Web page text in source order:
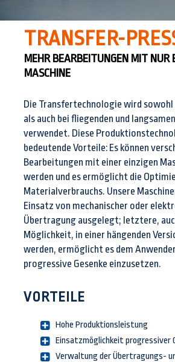
TRANSFER-
MEHR BEARBEITUNGEN MIT NUR
MASCHINE
Die Transfertechnologie wird sowohl
als auch bei fliegenden und
verwendet. Diese
bedeutende Vorteile: Es können
Bearbeitungen mit einer einzigen
werden und es ermöglicht die
Materialverbrauchs. Unsere
Einsatz von mechanischer oder
Übertragung ausgelegt; letztere,
Möglichkeit, in einer hängenden
werden, ermöglicht es dem
progressive Gesenke einzusetzen.
VORTEILE
Hohe Produktionsleistung
Einsatzmöglichkeit progressiver
Verwaltung der Übertragungs-